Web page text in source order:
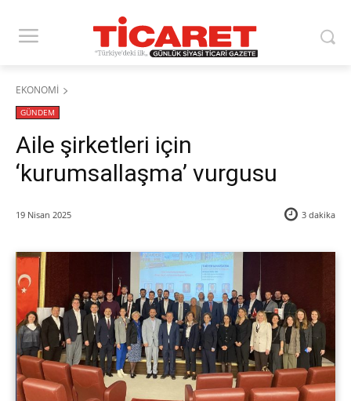
EKONOMİ
GÜNDEM
Aile şirketleri için
‘kurumsallaşma’ vurgusu
19 Nisan 2025 3 dakika